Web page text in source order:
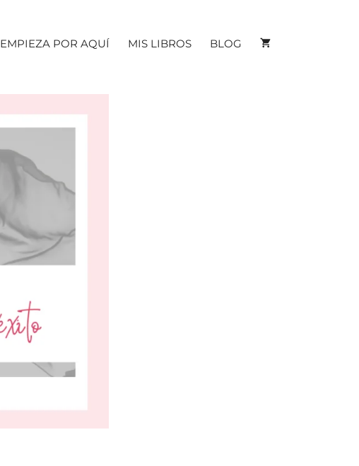
EMPIEZA POR AQUÍ MIS LIBROS BLOG